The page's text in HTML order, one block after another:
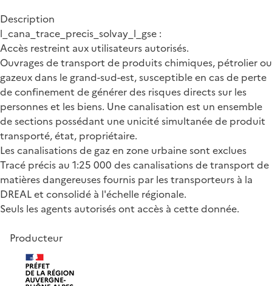
Description
l_cana_trace_precis_solvay_l_gse :
Accès restreint aux utilisateurs autorisés.
Ouvrages de transport de produits chimiques, pétrolier ou
gazeux dans le grand-sud-est, susceptible en cas de perte
de confinement de générer des risques directs sur les
personnes et les biens. Une canalisation est un ensemble
de sections possédant une unicité simultanée de produit
transporté, état, propriétaire.
Les canalisations de gaz en zone urbaine sont exclues
Tracé précis au 1:25 000 des canalisations de transport de
matières dangereuses fournis par les transporteurs à la
DREAL et consolidé à l'échelle régionale.
Seuls les agents autorisés ont accès à cette donnée.
Producteur